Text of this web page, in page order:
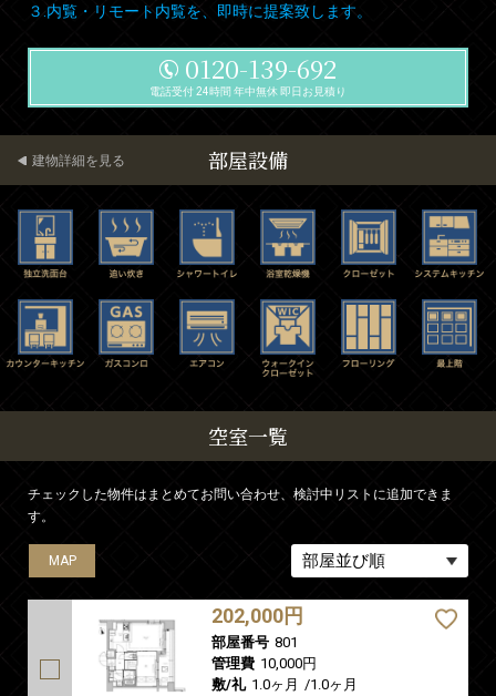
３.内覧・リモート内覧を、即時に提案致します。
0120-139-692
電話受付 24時間 年中無休 即日お見積り
部屋設備
建物詳細を見る
空室一覧
チェックした物件はまとめてお問い合わせ、検討中リストに追加できま
す。
MAP
202,000円
部屋番号 801
管理費 10,000円
敷/礼 1.0ヶ月 /1.0ヶ月